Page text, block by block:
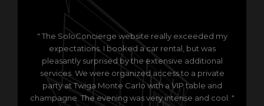
" The SoloConcierge website really exceeded my
expectations. I booked a car rental, but was
pleasantly surprised by the extensive additional
services. We were organized access to a private
party at Twiga Monte Carlo with a VIP table and
champagne. The evening was very intense and cool. "